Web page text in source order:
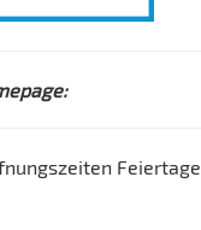
Feiertage